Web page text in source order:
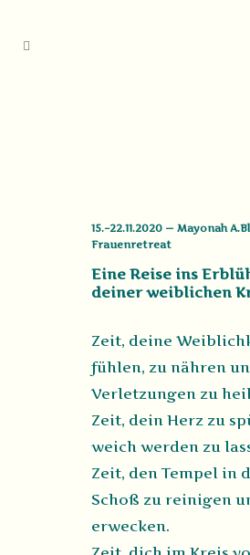
15.–22.11.2020 — Mayonah
Frauenretreat
Eine Reise ins
deiner weiblichen
Zeit, deine
fühlen, zu nähren
Verletzungen zu
Zeit, dein Herz zu
weich werden zu
Zeit, den Tempel in
Schoß zu reinigen
erwecken.